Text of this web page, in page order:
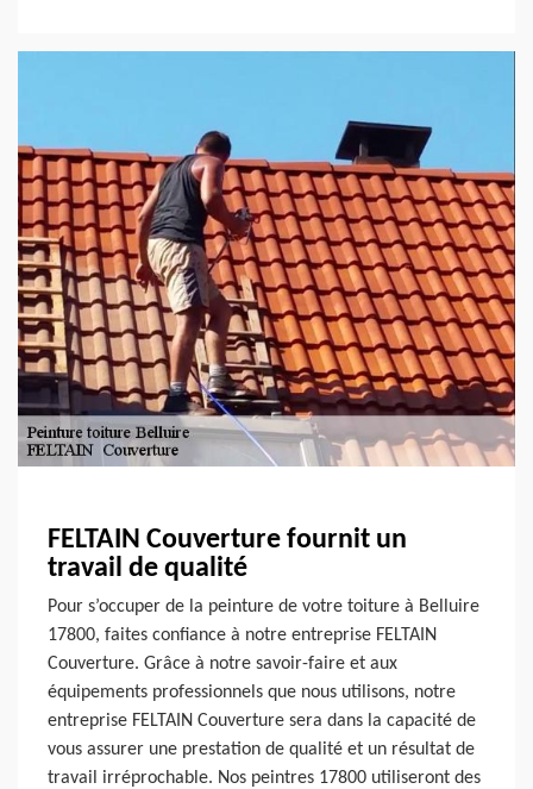
FELTAIN Couverture fournit un
travail de qualité
Pour s’occuper de la peinture de votre toiture à Belluire
17800, faites confiance à notre entreprise FELTAIN
Couverture. Grâce à notre savoir-faire et aux
équipements professionnels que nous utilisons, notre
entreprise FELTAIN Couverture sera dans la capacité de
vous assurer une prestation de qualité et un résultat de
travail irréprochable. Nos peintres 17800 utiliseront des